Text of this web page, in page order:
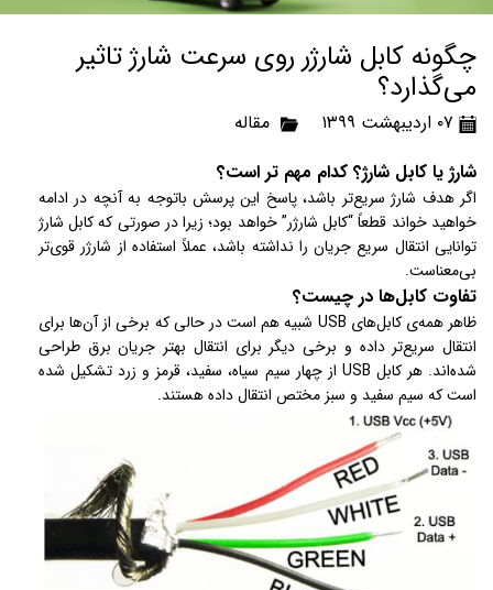
چگونه کابل شارژر روی سرعت شارژ تاثیر
می‌گذارد؟
۰۷ اردیبهشت ۱۳۹۹
مقاله
شارژ یا کابل شارژ؟ کدام مهم تر است؟
اگر هدف شارژ سریع‌تر باشد، پاسخ این پرسش باتوجه به آنچه در ادامه
خواهید خواند قطعاً “کابل شارژر” خواهد بود؛ زیرا در صورتی که کابل شارژ
توانایی انتقال سریع جریان را نداشته باشد، عملاً استفاده از شارژر قوی‌تر
بی‌معناست.
تفاوت کابل‌ها در چیست؟
ظاهر همه‌ی کابل‌های USB شبیه هم است در حالی که برخی از آن‌ها برای
انتقال سریع‌تر داده و برخی دیگر برای انتقال بهتر جریان برق طراحی
شده‌اند. هر کابل USB از چهار سیم سیاه، سفید، قرمز و زرد تشکیل شده
است که سیم سفید و سبز مختص انتقال داده هستند.